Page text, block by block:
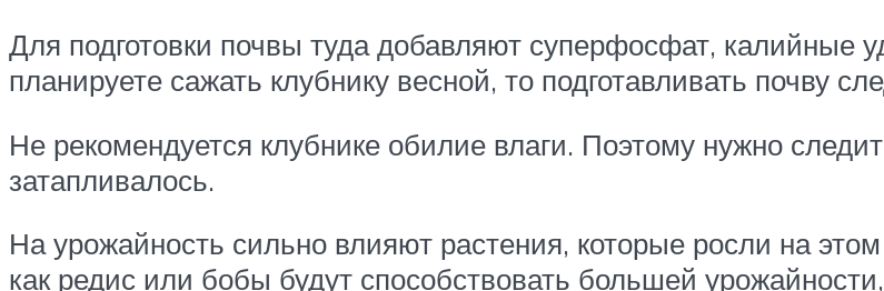
Для подготовки почвы туда добавляют суперфосфат, калийные
планируете сажать клубнику весной, то подготавливать почву
Не рекомендуется клубнике обилие влаги. Поэтому нужно
затапливалось.
На урожайность сильно влияют растения, которые росли на
как редис или бобы будут способствовать большей